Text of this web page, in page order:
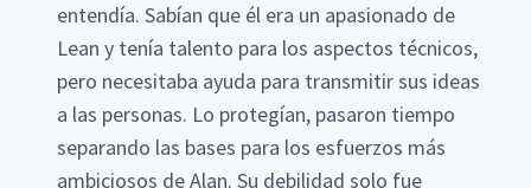
entendía. Sabían que él era un apasionado de
Lean y tenía talento para los aspectos técnicos,
pero necesitaba ayuda para transmitir sus ideas
a las personas. Lo protegían, pasaron tiempo
separando las bases para los esfuerzos más
ambiciosos de Alan. Su debilidad solo fue